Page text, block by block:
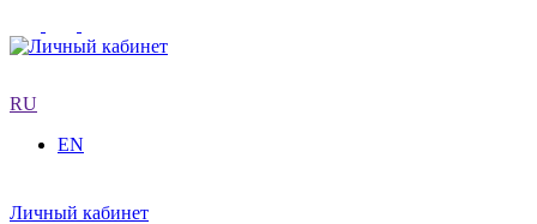
RU
EN
Личный кабинет